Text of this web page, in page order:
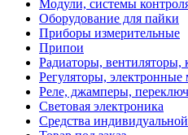
Модули, системы
Оборудование для пайки
Приборы измерительные
Припои
Радиаторы, вентиляторы,
Регуляторы,
Реле, джамперы,
Световая электроника
Средства